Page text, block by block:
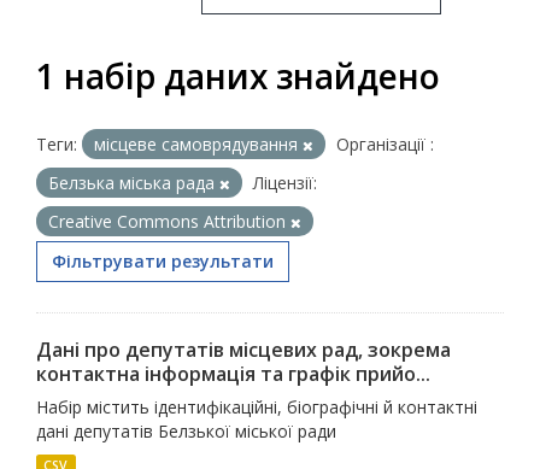
1 набір даних знайдено
Теги: місцеве самоврядування
Організації :
Белзька міська рада
Ліцензії:
Creative Commons Attribution
Фільтрувати результати
Дані про депутатів місцевих рад, зокрема
контактна інформація та графік прийо...
Набір містить ідентифікаційні, біографічні й контактні
дані депутатів Белзької міської ради